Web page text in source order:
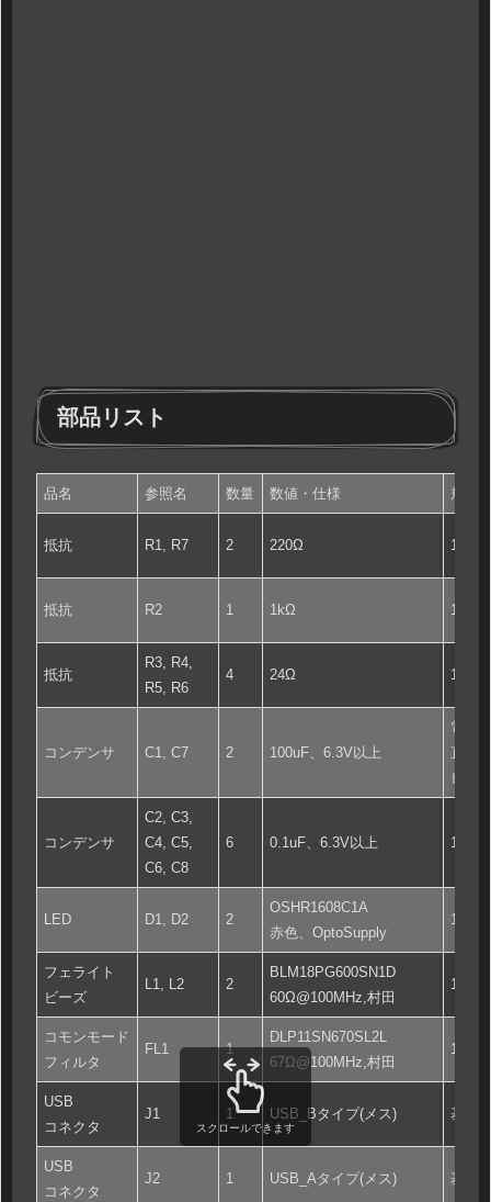
部品リスト
品名 参照名 数量 数値・仕様 規格
抵抗 R1, R7 2 220Ω 1608
抵抗 R2 1 1kΩ 1608
抵抗
R3, R4,
R5, R6
4 24Ω 1608
コンデンサ C1, C7 2 100uF、6.3V以上
電解
直径
ピッ
コンデンサ
C2, C3,
C4, C5,
C6, C8
6 0.1uF、6.3V以上 1608
LED D1, D2 2
OSHR1608C1A
赤色、OptoSupply
1608
フェライト
ビーズ
L1, L2 2
BLM18PG600SN1D
60Ω@100MHz,村田
1608
コモンモード
フィルタ
FL1 1
DLP11SN670SL2L
67Ω@100MHz,村田
1210
USB
コネクタ
J1 1 USB_Bタイプ(メス) 基板
USB
コネクタ
J2 1 USB_Aタイプ(メス) 基板
スクロールできます